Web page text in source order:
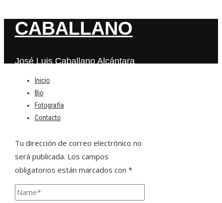
CABALLANO
José Luis Caballano Alcántara
Inicio
Bio
Fotografía
Contacto
Deja una respuesta
Tu dirección de correo electrónico no
será publicada. Los campos
obligatorios están marcados con *